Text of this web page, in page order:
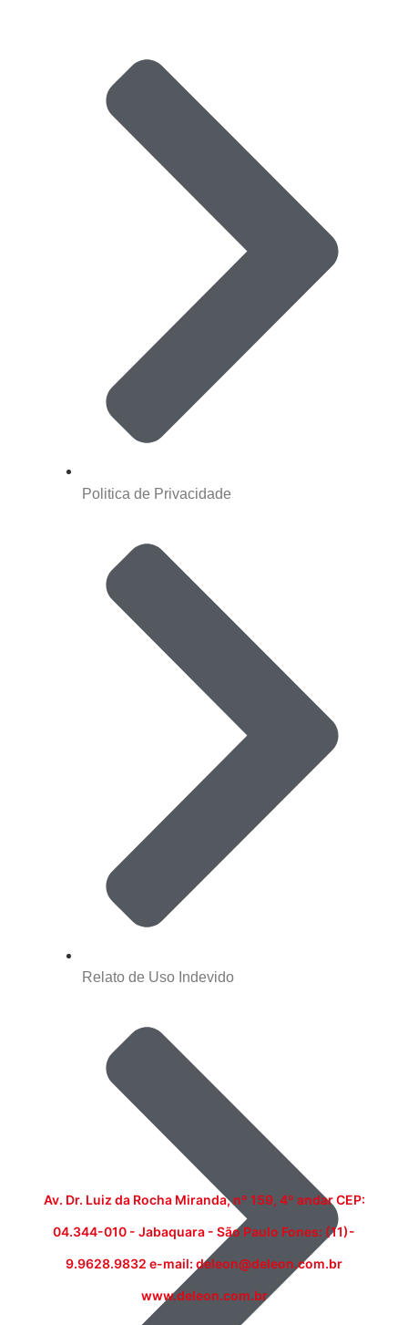
Politica de Privacidade
Relato de Uso Indevido
Av. Dr. Luiz da Rocha Miranda, nº 159, 4º andar CEP:
04.344-010 - Jabaquara - São Paulo Fones: (11)-
9.9628.9832 e-mail: deleon@deleon.com.br
www.deleon.com.br